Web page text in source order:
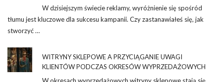
W dzisiejszym świecie reklamy, wyróżnienie się spośród
tłumu jest kluczowe dla sukcesu kampanii. Czy zastanawiałeś się, jak
stworzyć …
WITRYNY SKLEPOWE A PRZYCIĄGANIE UWAGI
KLIENTÓW PODCZAS OKRESÓW WYPRZEDAŻOWYCH
W okresach wyprzedażowych witryny sklepowe stają się